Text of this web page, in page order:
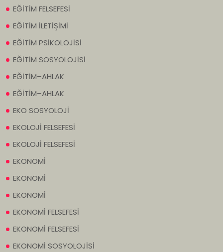
EĞİTİM FELSEFESİ
EĞİTİM İLETİŞİMİ
EĞİTİM PSİKOLOJİSİ
EĞİTİM SOSYOLOJİSİ
EĞİTİM–AHLAK
EĞİTİM–AHLAK
EKO SOSYOLOJİ
EKOLOJİ FELSEFESİ
EKOLOJİ FELSEFESİ
EKONOMİ
EKONOMİ
EKONOMİ
EKONOMİ FELSEFESİ
EKONOMİ FELSEFESİ
EKONOMİ SOSYOLOJİSİ